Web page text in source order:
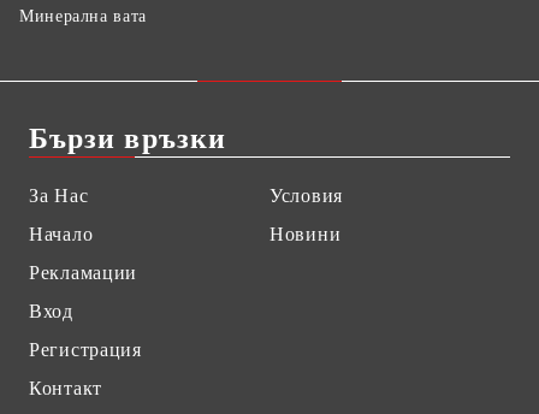
Минерална вата
Бързи връзки
За Нас
Начало
Рекламации
Вход
Регистрация
Контакт
Условия
Новини